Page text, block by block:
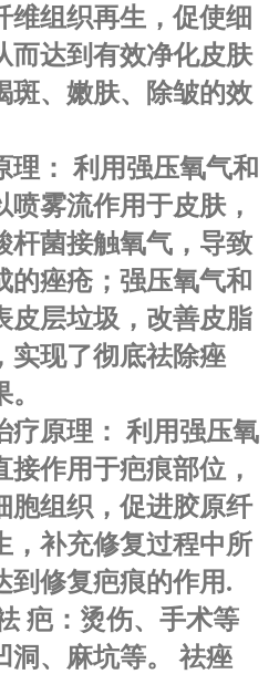
维组织再生，促使细
而达到有效净化皮肤
斑、嫩肤、除皱的效
理： 利用强压氧气和
雾流作用于皮肤，
杆菌接触氧气，导致
的痤疮；强压氧气和
皮层垃圾，改善皮脂
实现了彻底祛除痤
疗原理： 利用强压氧
作用于疤痕部位，
胞组织，促进胶原纤
，补充修复过程中所
到修复疤痕的作用.
疤：烫伤、手术等
洞、麻坑等。 祛痤